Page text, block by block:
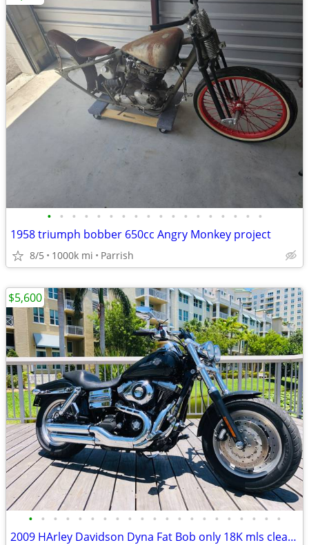
• • • • • • • • • • • • • • • • • •
1958 triumph bobber 650cc Angry Monkey project
8/5 1000k mi Parrish
• • • • • • • • • • • • • • • • • • • • •
2009 HArley Davidson Dyna Fat Bob only 18K mls clean FINANCING
$5,600